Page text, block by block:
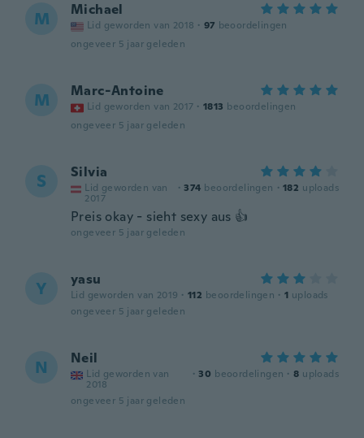
M Michael
Lid geworden van 2018 · 97 beoordelingen
ongeveer 5 jaar geleden
M Marc-Antoine
Lid geworden van 2017 · 1813 beoordelingen
ongeveer 5 jaar geleden
S Silvia
Lid geworden van
2017
· 374 beoordelingen · 182 uploads
Preis okay - sieht sexy aus 👍
ongeveer 5 jaar geleden
Y yasu
Lid geworden van 2019 · 112 beoordelingen · 1 uploads
ongeveer 5 jaar geleden
N Neil
Lid geworden van
2018
· 30 beoordelingen · 8 uploads
ongeveer 5 jaar geleden